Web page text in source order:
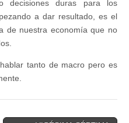
decisiones duras para los
a dar resultado, es el
de nuestra economía que no
tanto de macro pero es